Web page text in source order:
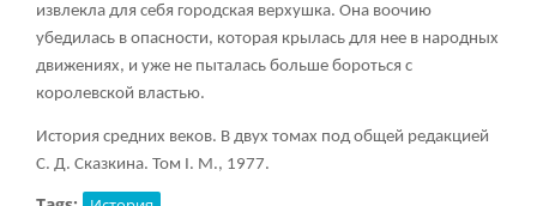
извлекла для себя городская верхушка. Она воочию
убедилась в опасности, которая крылась для нее в народных
движениях, и уже не пыталась больше бороться с
королевской властью.
История средних веков. В двух томах под общей редакцией
С. Д. Сказкина. Том I. М., 1977.